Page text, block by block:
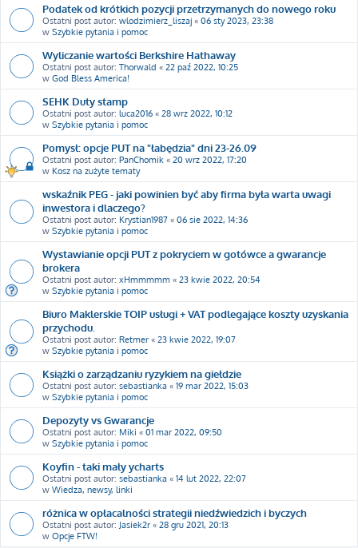
Podatek od krótkich pozycji przetrzymanych do nowego roku
Ostatni post autor: wlodzimierz_liszaj « 06 sty 2023, 23:38
w Szybkie pytania i pomoc
Wyliczanie wartości Berkshire Hathaway
Ostatni post autor: Thorwald « 22 paź 2022, 10:25
w God Bless America!
SEHK Duty stamp
Ostatni post autor: luca2016 « 28 wrz 2022, 10:12
w Szybkie pytania i pomoc
Pomysł: opcje PUT na "łabędzia" dni 23-26.09
Ostatni post autor: PanChomik « 20 wrz 2022, 17:20
w Kosz na zużyte tematy
wskaźnik PEG - jaki powinien być aby firma była warta uwagi
inwestora i dlaczego?
Ostatni post autor: Krystian1987 « 06 sie 2022, 14:36
w Szybkie pytania i pomoc
Wystawianie opcji PUT z pokryciem w gotówce a gwarancje
brokera
Ostatni post autor: xHmmmmm « 23 kwie 2022, 20:54
w Szybkie pytania i pomoc
Biuro Maklerskie TOIP usługi + VAT podlegające koszty uzyskania
przychodu.
Ostatni post autor: Retmer « 23 kwie 2022, 19:07
w Szybkie pytania i pomoc
Książki o zarządzaniu ryzykiem na giełdzie
Ostatni post autor: sebastianka « 19 mar 2022, 15:03
w Szybkie pytania i pomoc
Depozyty vs Gwarancje
Ostatni post autor: Miki « 01 mar 2022, 09:50
w Szybkie pytania i pomoc
Koyfin - taki mały ycharts
Ostatni post autor: sebastianka « 14 lut 2022, 22:07
w Wiedza, newsy, linki
różnica w opłacalności strategii niedźwiedzich i byczych
Ostatni post autor: Jasiek2r « 28 gru 2021, 20:13
w Opcje FTW!